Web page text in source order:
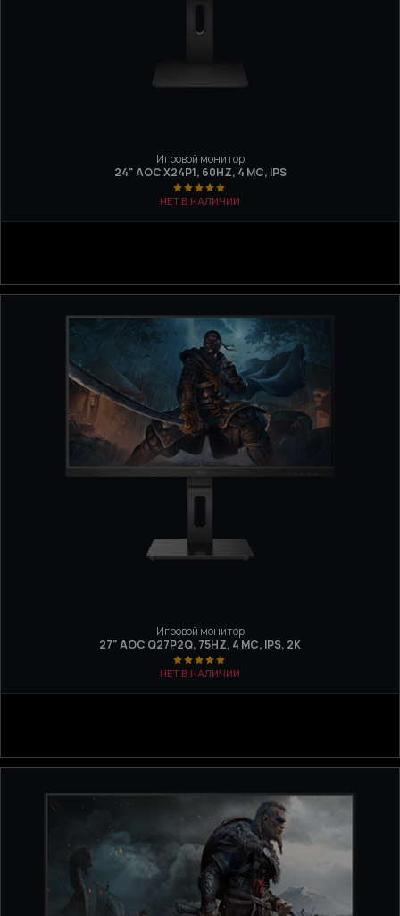
Игровой монитор
24" AOC X24P1, 60HZ, 4 МС, IPS
НЕТ В НАЛИЧИИ
Игровой монитор
27" AOC Q27P2Q, 75HZ, 4 МС, IPS, 2K
НЕТ В НАЛИЧИИ